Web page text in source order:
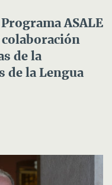
ASALE
colaboración
de la
de la Lengua